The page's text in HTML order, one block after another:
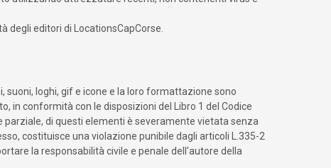
degli editori di LocationsCapCorse.
suoni, loghi, gif e icone e la loro formattazione sono
in conformità con le disposizioni del Libro 1 del Codice
di questi elementi è severamente vietata senza
costituisce una violazione punibile dagli articoli L.335-2
la responsabilità civile e penale dell'autore della